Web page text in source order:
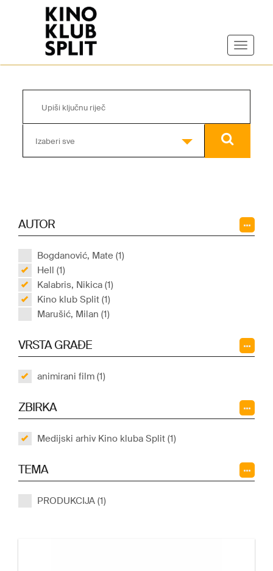
Izaberi sve
AUTOR
Bogdanović, Mate (1)
Hell (1)
Kalabris, Nikica (1)
Kino klub Split (1)
Marušić, Milan (1)
VRSTA GRAĐE
animirani film (1)
ZBIRKA
Medijski arhiv Kino kluba Split (1)
TEMA
PRODUKCIJA (1)